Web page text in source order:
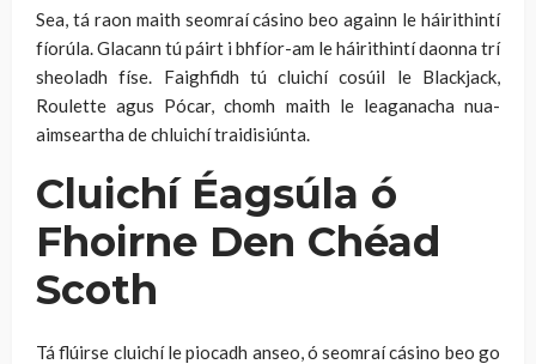
Sea, tá raon maith seomraí cásino beo againn le háirithintí
fíorúla. Glacann tú páirt i bhfíor-am le háirithintí daonna trí
sheoladh físe. Faighfidh tú cluichí cosúil le Blackjack,
Roulette agus Pócar, chomh maith le leaganacha nua-
aimseartha de chluichí traidisiúnta.
Cluichí Éagsúla ó
Fhoirne Den Chéad
Scoth
Tá flúirse cluichí le piocadh anseo, ó seomraí cásino beo go